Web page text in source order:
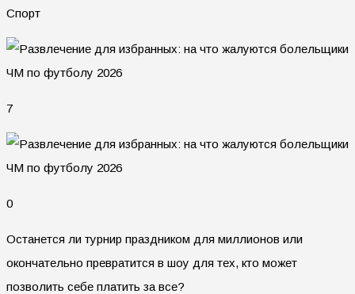
Спорт
7
0
Останется ли турнир праздником для миллионов или
окончательно превратится в шоу для тех, кто может
позволить себе платить за все?